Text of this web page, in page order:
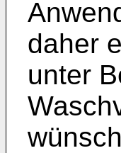
daher
unter